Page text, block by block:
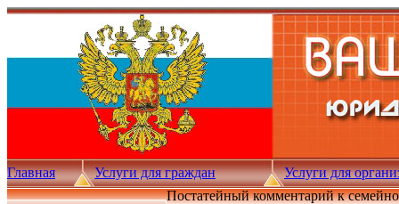
Главная Услуги для граждан Услуги для
Постатейный комментарий к